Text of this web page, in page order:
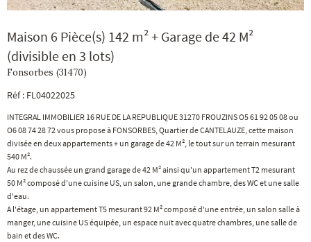
Maison 6 Pièce(s) 142 m² + Garage de 42 M²
(divisible en 3 lots)
Fonsorbes (31470)
Réf : FL04022025
INTEGRAL IMMOBILIER 16 RUE DE LA REPUBLIQUE 31270 FROUZINS O5 61 92 05 08 ou
O6 08 74 28 72 vous propose à FONSORBES, Quartier de CANTELAUZE, cette maison
divisée en deux appartements + un garage de 42 M², le tout sur un terrain mesurant
540 M².
Au rez de chaussée un grand garage de 42 M² ainsi qu'un appartement T2 mesurant
50 M² composé d'une cuisine US, un salon, une grande chambre, des WC et une salle
d'eau.
A l'étage, un appartement T5 mesurant 92 M² composé d'une entrée, un salon salle à
manger, une cuisine US équipée, un espace nuit avec quatre chambres, une salle de
bain et des WC.